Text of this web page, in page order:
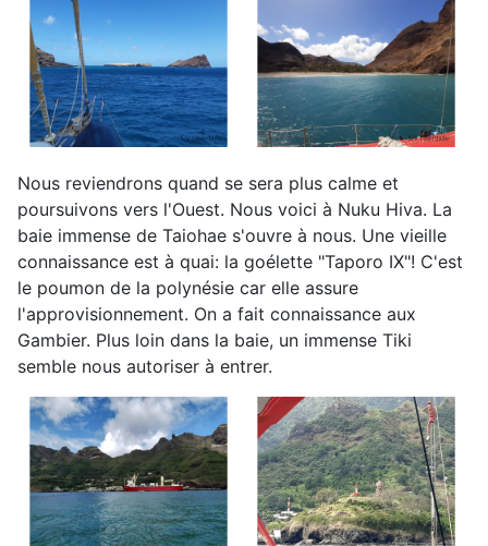
Nous reviendrons quand se sera plus calme et
poursuivons vers l'Ouest. Nous voici à Nuku Hiva. La
baie immense de Taiohae s'ouvre à nous. Une vieille
connaissance est à quai: la goélette "Taporo IX"! C'est
le poumon de la polynésie car elle assure
l'approvisionnement. On a fait connaissance aux
Gambier. Plus loin dans la baie, un immense Tiki
semble nous autoriser à entrer.